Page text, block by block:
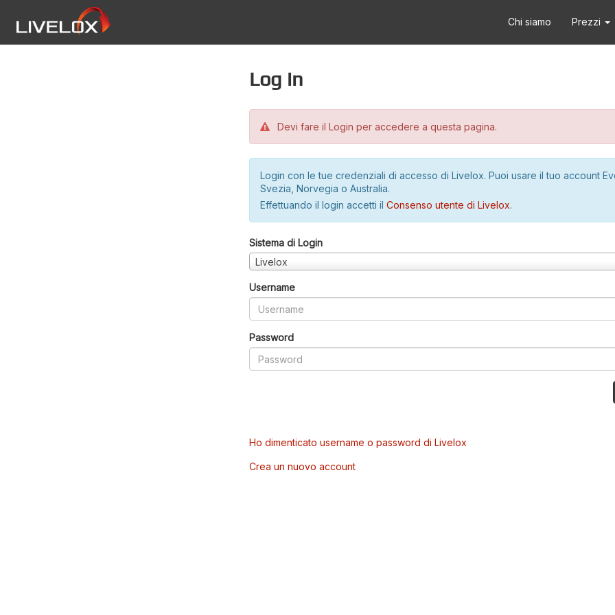
Chi siamo Prezzi
Log in
Devi fare il Login per accedere a questa pagina.
Login con le tue credenziali di accesso di Livelox. Puoi usare il tuo account
Svezia, Norvegia o Australia.
Effettuando il login accetti il Consenso utente di Livelox.
Sistema di Login
Livelox
Username
Password
Ho dimenticato username o password di Livelox
Crea un nuovo account